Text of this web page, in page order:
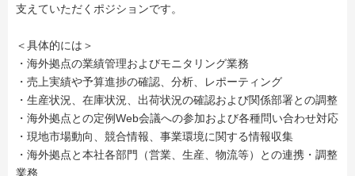
支えていただくポジションです。
＜具体的には＞
・海外拠点の業績管理およびモニタリング業務
・売上実績や予算進捗の確認、分析、レポーティング
・生産状況、在庫状況、出荷状況の確認および関係部署との調整
・海外拠点との定例Web会議への参加および各種問い合わせ対応
・現地市場動向、競合情報、事業環境に関する情報収集
・海外拠点と本社各部門（営業、生産、物流等）との連携・調整
業務